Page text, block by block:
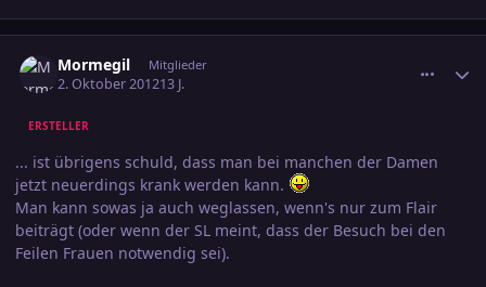
Mormegil Mitglieder
2. Oktober 201213 J.
ERSTELLER
... ist übrigens schuld, dass man bei manchen der Damen
jetzt neuerdings krank werden kann.
Man kann sowas ja auch weglassen, wenn's nur zum Flair
beiträgt (oder wenn der SL meint, dass der Besuch bei den
Feilen Frauen notwendig sei).